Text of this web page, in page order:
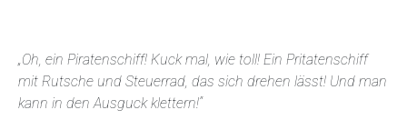
„Oh, ein Piratenschiff! Kuck mal, wie toll! Ein Pritatenschiff
mit Rutsche und Steuerrad, das sich drehen lässt! Und man
kann in den Ausguck klettern!“